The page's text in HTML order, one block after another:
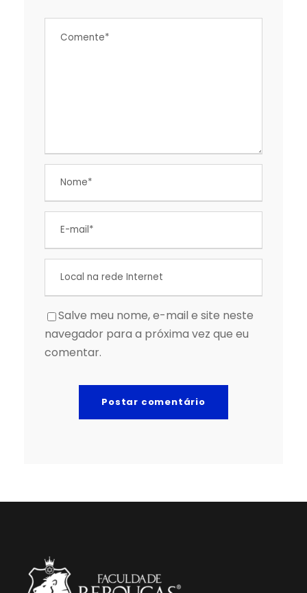
Salve meu nome, e-mail e site neste
navegador para a próxima vez que eu
comentar.